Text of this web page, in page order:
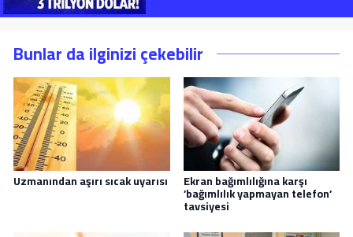
Bunlar da ilginizi çekebilir
Uzmanından aşırı sıcak uyarısı Ekran bağımlılığına karşı
’bağımlılık yapmayan telefon’
tavsiyesi